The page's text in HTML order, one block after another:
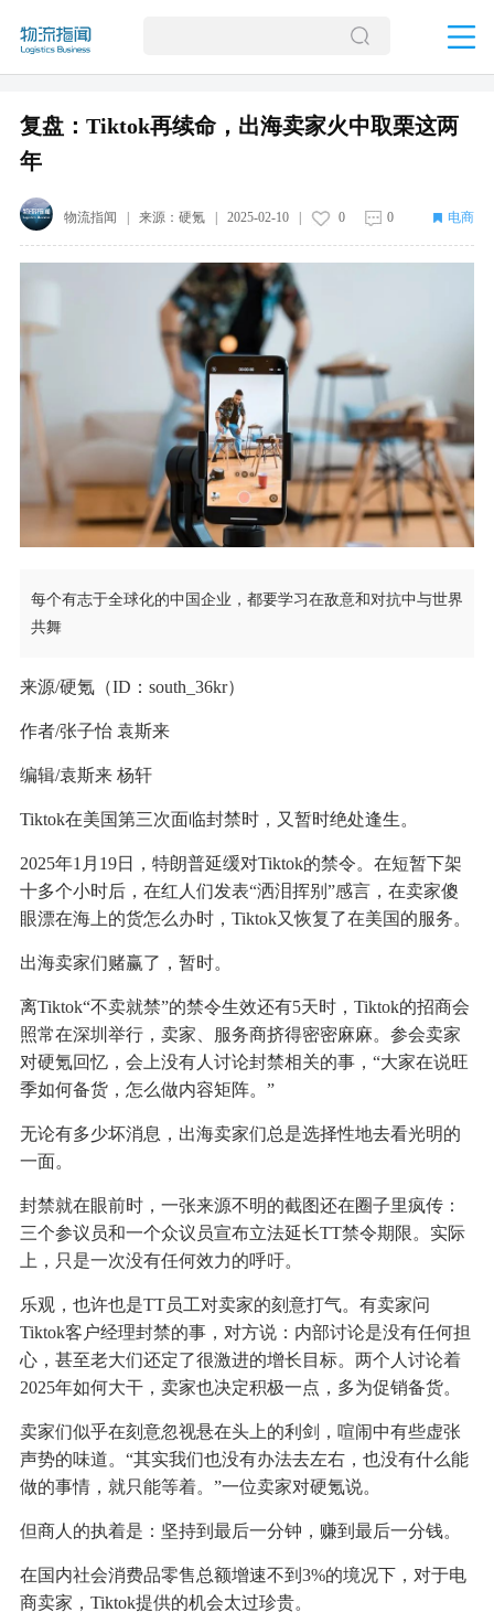
复盘：Tiktok再续命，出海卖家火中取栗这两
年
物流指闻 | 来源： 硬氪| 2025-02-10| 0 0 电商
每个有志于全球化的中国企业，都要学习在敌意和对抗中与世界
共舞
来源/硬氪（ID：south_36kr）
作者/张子怡 袁斯来
编辑/袁斯来 杨轩
Tiktok在美国第三次面临封禁时，又暂时绝处逢生。
2025年1月19日，特朗普延缓对Tiktok的禁令。在短暂下架
十多个小时后，在红人们发表“洒泪挥别”感言，在卖家傻
眼漂在海上的货怎么办时，Tiktok又恢复了在美国的服务。
出海卖家们赌赢了，暂时。
离Tiktok“不卖就禁”的禁令生效还有5天时，Tiktok的招商会
照常在深圳举行，卖家、服务商挤得密密麻麻。参会卖家
对硬氪回忆，会上没有人讨论封禁相关的事，“大家在说旺
季如何备货，怎么做内容矩阵。”
无论有多少坏消息，出海卖家们总是选择性地去看光明的
一面。
封禁就在眼前时，一张来源不明的截图还在圈子里疯传：
三个参议员和一个众议员宣布立法延长TT禁令期限。实际
上，只是一次没有任何效力的呼吁。
乐观，也许也是TT员工对卖家的刻意打气。有卖家问
Tiktok客户经理封禁的事，对方说：内部讨论是没有任何担
心，甚至老大们还定了很激进的增长目标。两个人讨论着
2025年如何大干，卖家也决定积极一点，多为促销备货。
卖家们似乎在刻意忽视悬在头上的利剑，喧闹中有些虚张
声势的味道。“其实我们也没有办法去左右，也没有什么能
做的事情，就只能等着。”一位卖家对硬氪说。
但商人的执着是：坚持到最后一分钟，赚到最后一分钱。
在国内社会消费品零售总额增速不到3%的境况下，对于电
商卖家，Tiktok提供的机会太过珍贵。